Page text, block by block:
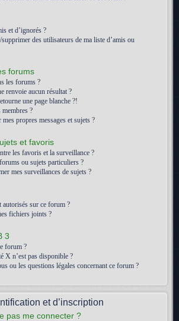
et d’ignorés ?
des utilisateurs de ma liste d’amis ou
forums
les forums ?
renvoie aucun résultat ?
une page blanche ?!
membres ?
propres messages et sujets ?
et favoris
les favoris et la surveillance ?
ou sujets particuliers ?
mes surveillances de sujets ?
sur ce forum ?
fichiers joints ?
3
forum ?
X n’est pas disponible ?
ou les questions légales concernant ce forum ?
et d’inscription
pas me connecter ?